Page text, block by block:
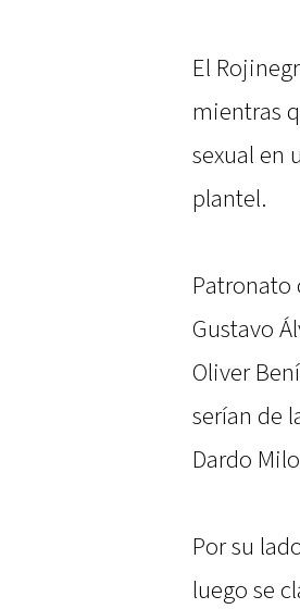
El
mientras
sexual en
plantel.
Patronato
Gustavo
Oliver
serían de
Dardo
Por su
luego se